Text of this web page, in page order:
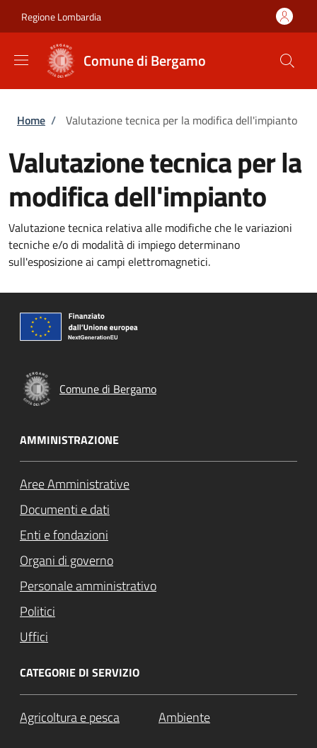
Regione Lombardia
Comune di Bergamo
Briciole di pane
Home / Valutazione tecnica per la modifica dell'impianto
Valutazione tecnica per la
modifica dell'impianto
Valutazione tecnica relativa alle modifiche che le variazioni
tecniche e/o di modalità di impiego determinano
sull'esposizione ai campi elettromagnetici.
Comune di Bergamo
AMMINISTRAZIONE
Aree Amministrative
Documenti e dati
Enti e fondazioni
Organi di governo
Personale amministrativo
Politici
Uffici
CATEGORIE DI SERVIZIO
Agricoltura e pesca Ambiente